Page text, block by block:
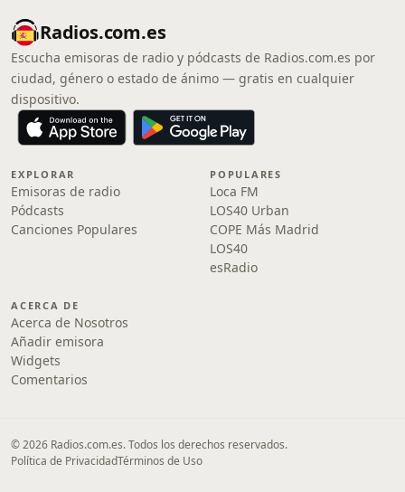
Radios.com.es
Escucha emisoras de radio y pódcasts de Radios.com.es por
ciudad, género o estado de ánimo — gratis en cualquier
dispositivo.
EXPLORAR
Emisoras de radio
Pódcasts
Canciones Populares
POPULARES
Loca FM
LOS40 Urban
COPE Más Madrid
LOS40
esRadio
ACERCA DE
Acerca de Nosotros
Añadir emisora
Widgets
Comentarios
© 2026 Radios.com.es. Todos los derechos reservados.
Política de PrivacidadTérminos de Uso